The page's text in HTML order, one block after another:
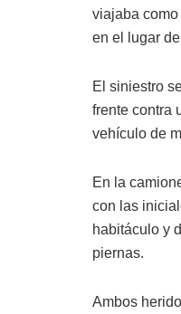
viajaba
en el lugar
El siniestro
frente contra
vehículo de
En la
con las
habitáculo y
piernas.
Ambos